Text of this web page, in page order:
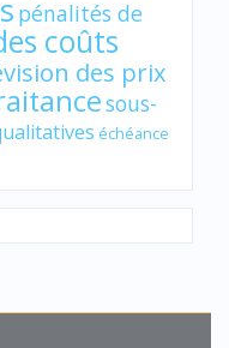
pénalités de
coûts
des prix
sous-
échéance